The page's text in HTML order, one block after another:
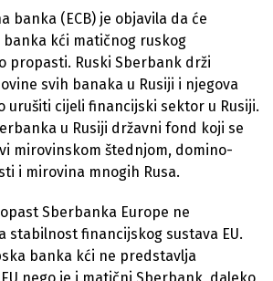
banka (ECB) je objavila da će
kći matičnog ruskog
propasti. Ruski Sberbank drži
svih banaka u Rusiji i njegova
urušiti cijeli financijski sektor u Rusiji.
u Rusiji državni fond koji se
mirovinskom štednjom, domino-
i mirovina mnogih Rusa.
Sberbanka Europe ne
stabilnost financijskog sustava EU.
banka kći ne predstavlja